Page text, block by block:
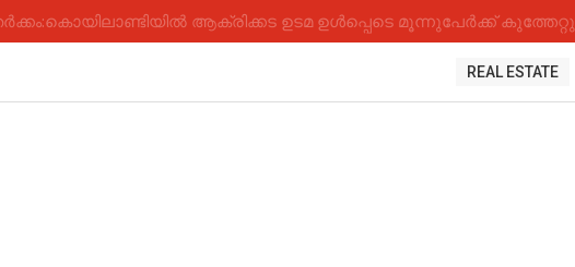
ആക്രിക്കട ഉടമ ഉൾപ്പെടെ മൂന്നുപേർക്ക് കുത്തേറ്റു
REAL ESTATE